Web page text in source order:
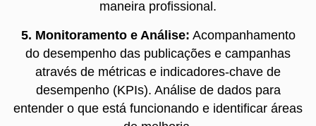
maneira profissional.
5. Monitoramento e Análise: Acompanhamento
do desempenho das publicações e campanhas
através de métricas e indicadores-chave de
desempenho (KPIs). Análise de dados para
entender o que está funcionando e identificar áreas